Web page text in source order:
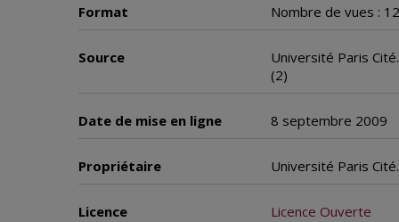
Format Nombre de vues :
Source
Université Paris
(2)
Date de mise en ligne 8 septembre 2009
Propriétaire Université Paris
Licence Licence Ouverte